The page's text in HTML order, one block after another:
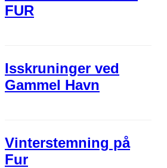
FUR
Isskruninger ved
Gammel Havn
Vinterstemning på
Fur